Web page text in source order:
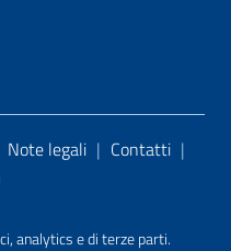
analytics e di terze parti.
Note legali | Contatti |